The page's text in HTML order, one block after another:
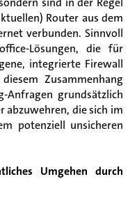
Router aus dem
verbunden. Sinnvoll
Lösungen, die für
integrierte Firewall
Zusammenhang
Anfragen grundsätzlich
abzuwehren, die sich im
potenziell unsicheren
Umgehen durch